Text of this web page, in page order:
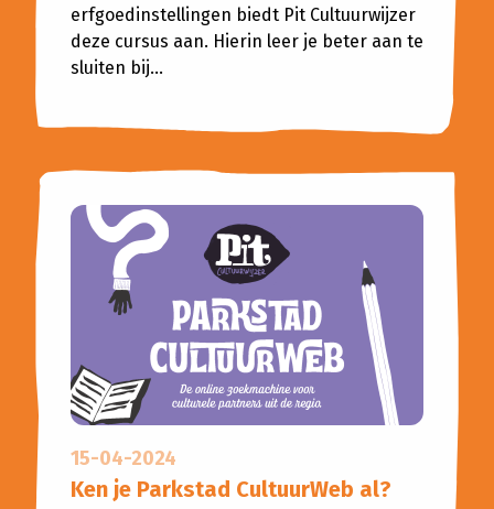
erfgoedinstellingen biedt Pit Cultuurwijzer
deze cursus aan. Hierin leer je beter aan te
sluiten bij...
15-04-2024
Ken je Parkstad CultuurWeb al?